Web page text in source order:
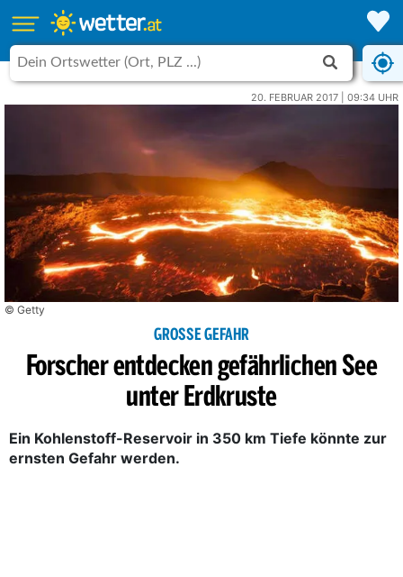
20. FEBRUAR 2017 | 09:34 UHR
© Getty
GROSSE GEFAHR
Forscher entdecken gefährlichen See
unter Erdkruste
Ein Kohlenstoff-Reservoir in 350 km Tiefe könnte zur
ernsten Gefahr werden.